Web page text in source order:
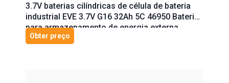
3.7V baterias cilíndricas de célula de bateria
industrial EVE 3.7V G16 32Ah 5C 46950 Bateria
para armazenamento de energia externa,
Veículos Elétricos , Empilhadeira Elétrica ,
Obter preço